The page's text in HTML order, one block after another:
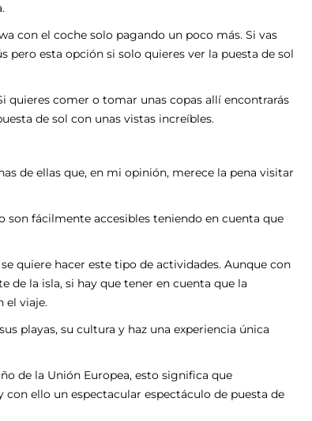
con el coche solo pagando un poco más. Si vas
esta opción si solo quieres ver la puesta de sol
quieres comer o tomar unas copas allí encontrarás
de sol con unas vistas increíbles.
de ellas que, en mi opinión, merece la pena visitar
son fácilmente accesibles teniendo en cuenta que
quiere hacer este tipo de actividades. Aunque con
la isla, si hay que tener en cuenta que la
el viaje.
playas, su cultura y haz una experiencia única
de la Unión Europea, esto significa que
ello un espectacular espectáculo de puesta de